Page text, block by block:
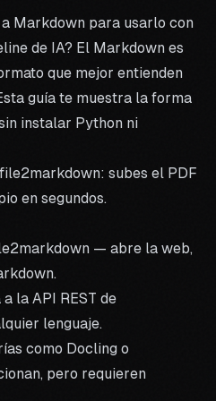
Markdown para usarlo con
de IA? El Markdown es
que mejor entienden
guía te muestra la forma
instalar Python ni
file2markdown: subes el PDF
en segundos.
— abre la web,
la API REST de
lenguaje.
como Docling o
pero requieren